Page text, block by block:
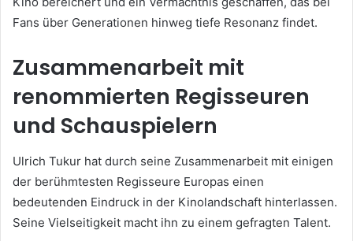
Fans über Generationen hinweg tiefe Resonanz findet.
Zusammenarbeit mit
renommierten Regisseuren
und Schauspielern
Ulrich Tukur hat durch seine Zusammenarbeit mit einigen
der berühmtesten Regisseure Europas einen
bedeutenden Eindruck in der Kinolandschaft hinterlassen.
Seine Vielseitigkeit macht ihn zu einem gefragten Talent.